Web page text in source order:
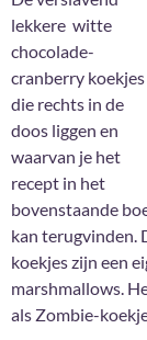
lekkere witte
chocolade-
cranberry koekjes
die rechts in de
doos liggen en
waarvan je het
recept in het
bovenstaande
kan terugvinden.
koekjes zijn een
marshmallows.
als Zombie-